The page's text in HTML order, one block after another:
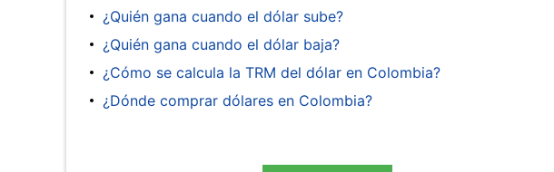
¿Quién gana cuando el dólar sube?
¿Quién gana cuando el dólar baja?
¿Cómo se calcula la TRM del dólar en Colombia?
¿Dónde comprar dólares en Colombia?